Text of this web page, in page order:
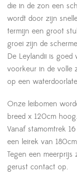
die in de zon een
wordt door zijn
termijn een groot
groei zijn de
De Leylandii is
voorkeur in de volle
op een
Onze leibomen
breed x 120cm hoog.
Vanaf stamomtrek
een leirek van
Tegen een meerprijs
gerust contact op.